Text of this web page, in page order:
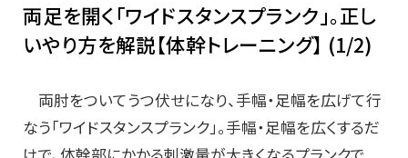
両足を開く「ワイドスタンスプランク」。正し
いやり方を解説【体幹トレーニング】 (1/2)
両肘をついてうつ伏せになり、手幅・足幅を広げて行
なう「ワイドスタンスプランク」。手幅・足幅を広くするだ